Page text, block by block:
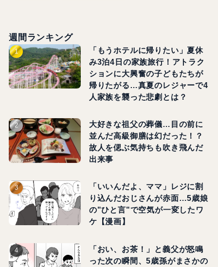
週間ランキング
「もうホテルに帰りたい」夏休
み3泊4日の家族旅行！アトラク
ションに大興奮の子どもたちが
帰りたがる…真夏のレジャーで4
人家族を襲った悲劇とは？
大好きな祖父の葬儀…目の前に
並んだ高級御膳は幻だった！？
故人を偲ぶ気持ちも吹き飛んだ
出来事
「いいんだよ、ママ」レジに割
り込んだおじさんが赤面…5歳娘
の"ひと言"で空気が一変したワ
ケ【漫画】
「おい、お茶！」と義父が怒鳴
った次の瞬間、5歳孫がまさかの